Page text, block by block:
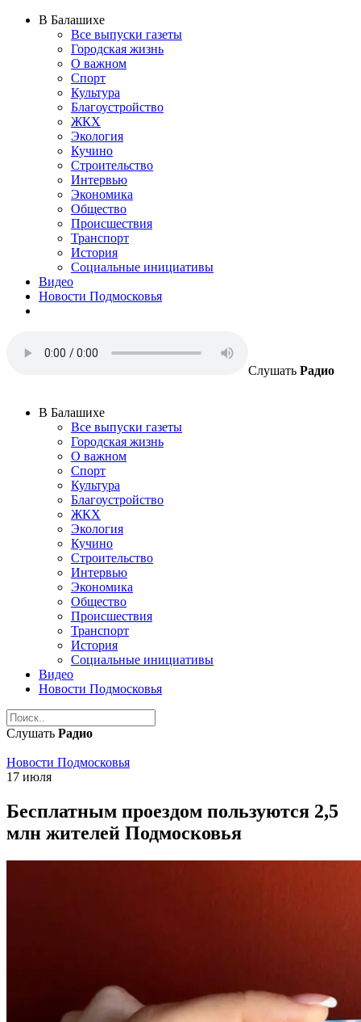
В Балашихе
Все выпуски газеты
Городская жизнь
О важном
Спорт
Культура
Благоустройство
ЖКХ
Экология
Кучино
Строительство
Интервью
Экономика
Общество
Происшествия
Транспорт
История
Социальные инициативы
Видео
Новости Подмосковья
Слушать Радио
В Балашихе
Все выпуски газеты
Городская жизнь
О важном
Спорт
Культура
Благоустройство
ЖКХ
Экология
Кучино
Строительство
Интервью
Экономика
Общество
Происшествия
Транспорт
История
Социальные инициативы
Видео
Новости Подмосковья
Слушать Радио
Новости Подмосковья
17 июля
Бесплатным проездом пользуются 2,5
млн жителей Подмосковья